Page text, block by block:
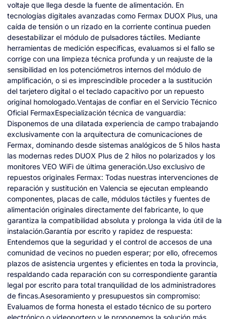
voltaje que llega desde la fuente de alimentación. En
tecnologías digitales avanzadas como Fermax DUOX Plus, una
caída de tensión o un rizado en la corriente continua pueden
desestabilizar el módulo de pulsadores táctiles. Mediante
herramientas de medición específicas, evaluamos si el fallo se
corrige con una limpieza técnica profunda y un reajuste de la
sensibilidad en los potenciómetros internos del módulo de
amplificación, o si es imprescindible proceder a la sustitución
del tarjetero digital o el teclado capacitivo por un repuesto
original homologado.Ventajas de confiar en el Servicio Técnico
Oficial FermaxEspecialización técnica de vanguardia:
Disponemos de una dilatada experiencia de campo trabajando
exclusivamente con la arquitectura de comunicaciones de
Fermax, dominando desde sistemas analógicos de 5 hilos hasta
las modernas redes DUOX Plus de 2 hilos no polarizados y los
monitores VEO WiFi de última generación.Uso exclusivo de
repuestos originales Fermax: Todas nuestras intervenciones de
reparación y sustitución en Valencia se ejecutan empleando
componentes, placas de calle, módulos táctiles y fuentes de
alimentación originales directamente del fabricante, lo que
garantiza la compatibilidad absoluta y prolonga la vida útil de la
instalación.Garantía por escrito y rapidez de respuesta:
Entendemos que la seguridad y el control de accesos de una
comunidad de vecinos no pueden esperar; por ello, ofrecemos
plazos de asistencia urgentes y eficientes en toda la provincia,
respaldando cada reparación con su correspondiente garantía
legal por escrito para total tranquilidad de los administradores
de fincas.Asesoramiento y presupuestos sin compromiso:
Evaluamos de forma honesta el estado técnico de su portero
electrónico o videoportero y le proponemos la solución más